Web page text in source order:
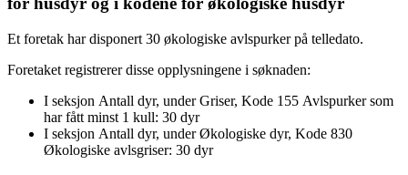
Et foretak har disponert 30 økologiske avlspurker på telledato.
Foretaket registrerer disse opplysningene i søknaden:
I seksjon Antall dyr, under Griser, Kode 155 Avlspurker som
har fått minst 1 kull: 30 dyr
I seksjon Antall dyr, under Økologiske dyr, Kode 830
Økologiske avlsgriser: 30 dyr